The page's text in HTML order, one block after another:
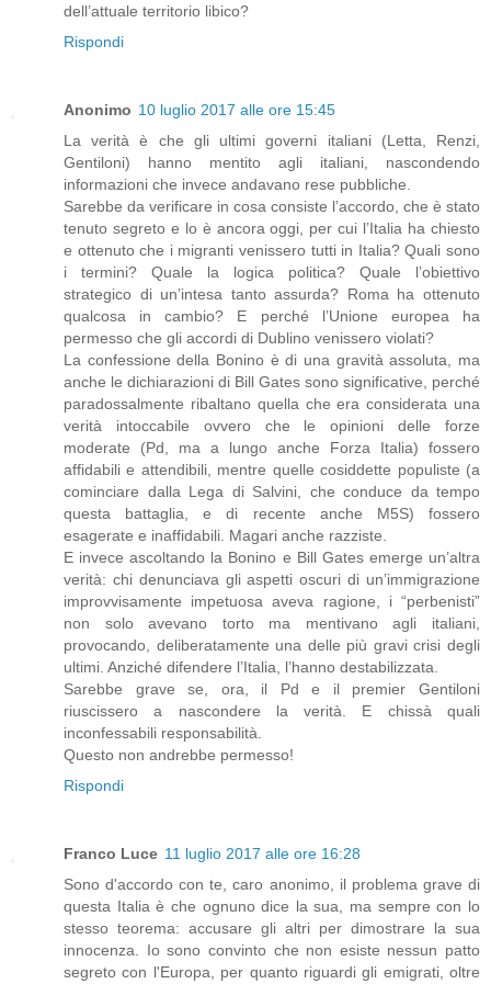
dell’attuale territorio libico?
Rispondi
Anonimo 10 luglio 2017 alle ore 15:45
La verità è che gli ultimi governi italiani (Letta, Renzi,
Gentiloni) hanno mentito agli italiani, nascondendo
informazioni che invece andavano rese pubbliche.
Sarebbe da verificare in cosa consiste l’accordo, che è stato
tenuto segreto e lo è ancora oggi, per cui l’Italia ha chiesto
e ottenuto che i migranti venissero tutti in Italia? Quali sono
i termini? Quale la logica politica? Quale l’obiettivo
strategico di un’intesa tanto assurda? Roma ha ottenuto
qualcosa in cambio? E perché l’Unione europea ha
permesso che gli accordi di Dublino venissero violati?
La confessione della Bonino è di una gravità assoluta, ma
anche le dichiarazioni di Bill Gates sono significative, perché
paradossalmente ribaltano quella che era considerata una
verità intoccabile ovvero che le opinioni delle forze
moderate (Pd, ma a lungo anche Forza Italia) fossero
affidabili e attendibili, mentre quelle cosiddette populiste (a
cominciare dalla Lega di Salvini, che conduce da tempo
questa battaglia, e di recente anche M5S) fossero
esagerate e inaffidabili. Magari anche razziste.
E invece ascoltando la Bonino e Bill Gates emerge un’altra
verità: chi denunciava gli aspetti oscuri di un’immigrazione
improvvisamente impetuosa aveva ragione, i “perbenisti”
non solo avevano torto ma mentivano agli italiani,
provocando, deliberatamente una delle più gravi crisi degli
ultimi. Anziché difendere l’Italia, l’hanno destabilizzata.
Sarebbe grave se, ora, il Pd e il premier Gentiloni
riuscissero a nascondere la verità. E chissà quali
inconfessabili responsabilità.
Questo non andrebbe permesso!
Rispondi
Franco Luce 11 luglio 2017 alle ore 16:28
Sono d'accordo con te, caro anonimo, il problema grave di
questa Italia è che ognuno dice la sua, ma sempre con lo
stesso teorema: accusare gli altri per dimostrare la sua
innocenza. Io sono convinto che non esiste nessun patto
segreto con l'Europa, per quanto riguardi gli emigrati, oltre